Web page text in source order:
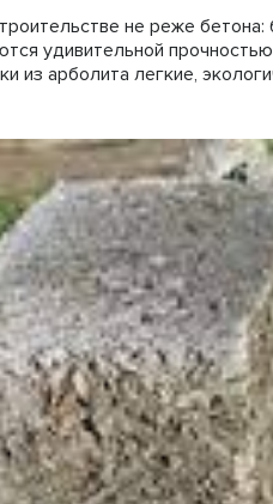
не реже
удивительной
из арболита легкие,